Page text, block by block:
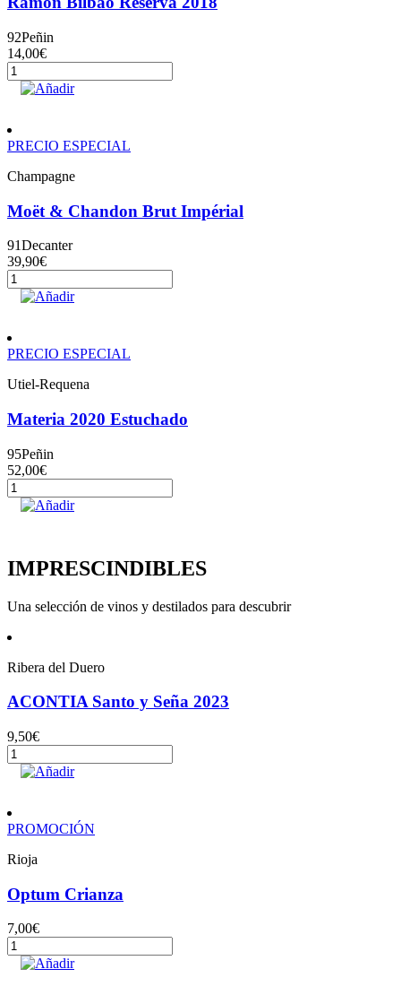
92Peñin
14,00€
Ramón
Bilbao
cantidad
Añadir
PRECIO ESPECIAL
Champagne
Moët & Chandon Brut Impérial
91Decanter
39,90€
Moët
&
Impérial
cantidad
Añadir
PRECIO ESPECIAL
Utiel-Requena
Materia 2020 Estuchado
95Peñin
52,00€
Materia
2020Añadir
IMPRESCINDIBLES
Una selección de vinos y destilados para descubrir
Ribera del Duero
ACONTIA Santo y Seña 2023
9,50€
ACONTIA
Santo
2023
cantidad
Añadir
PROMOCIÓN
Rioja
Optum Crianza
7,00€
Optum
CrianzaAñadir